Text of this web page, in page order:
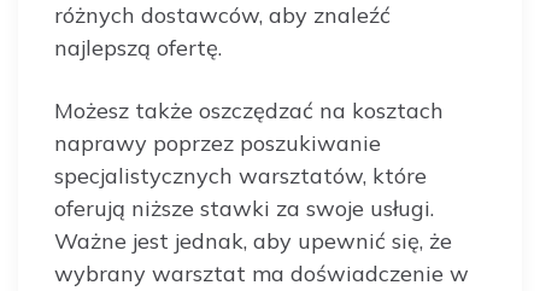
różnych dostawców, aby znaleźć
najlepszą ofertę.
Możesz także oszczędzać na kosztach
naprawy poprzez poszukiwanie
specjalistycznych warsztatów, które
oferują niższe stawki za swoje usługi.
Ważne jest jednak, aby upewnić się, że
wybrany warsztat ma doświadczenie w